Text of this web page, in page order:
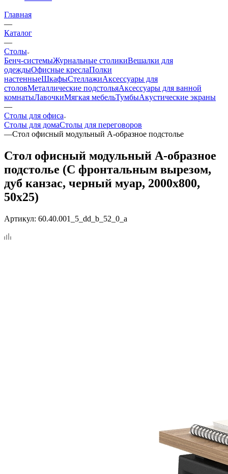
Главная
—
Каталог
—
Столы
Бенч-системыЖурнальные столикиВешалки для
одеждыОфисные креслаПолки
настенныеШкафыСтеллажиАксессуары для
столовМеталлические подстольяАксессуары для ванной
комнатыЛавочкиМягкая мебельТумбыАкустические экраны
—
Столы для офиса
Столы для домаСтолы для переговоров
—Стол офисный модульный А-образное подстолье
Стол офисный модульный А-образное
подстолье (С фронтальным вырезом,
дуб канзас, черный муар, 2000x800,
50x25)
Артикул: 60.40.001_5_dd_b_52_0_a